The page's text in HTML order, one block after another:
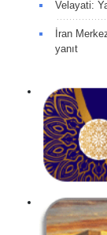
Velayati:
İran
yanıt